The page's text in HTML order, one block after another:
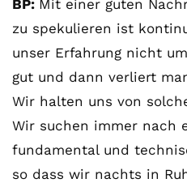
BP: Mit einer guten
zu spekulieren ist
unser Erfahrung nicht
gut und dann verliert
Wir halten uns von
Wir suchen immer nach
fundamental und
so dass wir nachts in